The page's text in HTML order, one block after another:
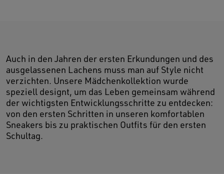
Auch in den Jahren der ersten Erkundungen und des
ausgelassenen Lachens muss man auf Style nicht
verzichten. Unsere Mädchenkollektion wurde
speziell designt, um das Leben gemeinsam während
der wichtigsten Entwicklungsschritte zu entdecken:
von den ersten Schritten in unseren komfortablen
Sneakers bis zu praktischen Outfits für den ersten
Schultag.